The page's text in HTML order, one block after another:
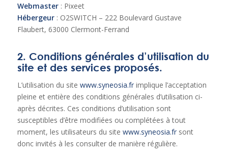
Webmaster: Pixeet
Hébergeur: O2SWITCH – 222 Boulevard Gustave
Flaubert, 63000 Clermont-Ferrand
2. Conditions générales d’utilisation du
site et des services proposés.
L’utilisation du site www.syneosia.frimplique l’acceptation
pleine et entière des conditions générales d’utilisation ci-
après décrites. Ces conditions d’utilisation sont
susceptibles d’être modifiées ou complétées à tout
moment, les utilisateurs du site www.syneosia.frsont
donc invités à les consulter de manière régulière.